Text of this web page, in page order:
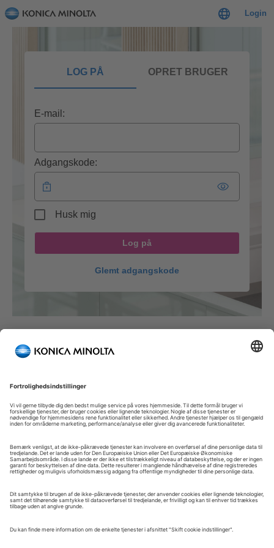
Login
LOG PÅ OPRET BRUGER
E-mail:
Adgangskode:
Husk mig
Log på
Glemt adgangskode
Konica Minolta Kundeportal
centrale indgang til administration af jeres Konica Minolta
løsninger.
de vigtigste opgaver i den daglige drift.
Kundeportalen er skabt for at gøre samarbejdet med Konica
med service, administration eller drift.